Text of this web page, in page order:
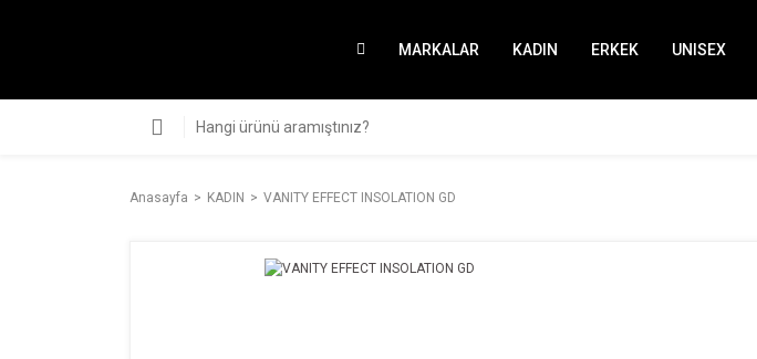
MARKALAR KADIN ERKEK UNISEX
Anasayfa KADIN VANITY EFFECT INSOLATION GD